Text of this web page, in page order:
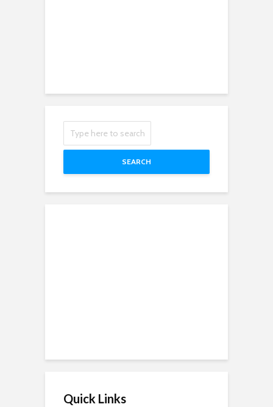
SEARCH
Quick Links